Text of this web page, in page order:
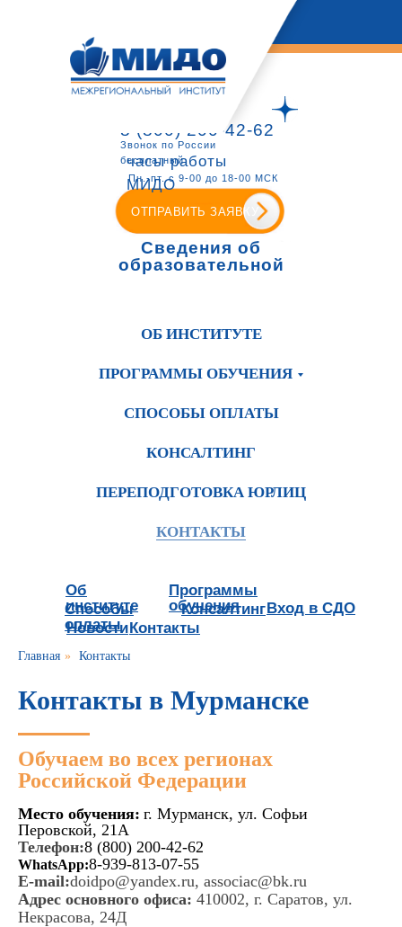
8 (800) 200-42-62
Звонок по России
бесплатный
ОТПРАВИТЬ ЗАЯВКУ
часы работы
МИДО
Пн.-пт. с 9-00 до 18-00 МСК
Сведения об
образовательной
ОБ ИНСТИТУТЕ
ПРОГРАММЫ ОБУЧЕНИЯ
СПОСОБЫ ОПЛАТЫ
КОНСАЛТИНГ
ПЕРЕПОДГОТОВКА ЮРЛИЦ
КОНТАКТЫ
Об
институте
Программы
обучения
Способы
оплаты
Консалтинг
Новости
Вход в СДО
Контакты
Главная » Контакты
Контакты в Мурманске
Обучаем во всех регионах
Российской Федерации
Место обучения: г. Мурманск, ул. Софьи
Перовской, 21А
Телефон:8 (800) 200-42-62
WhatsApp:8-939-813-07-55
E-mail:doidpo@yandex.ru, associac@bk.ru
Адрес основного офиса: 410002, г. Саратов, ул.
Некрасова, 24Д